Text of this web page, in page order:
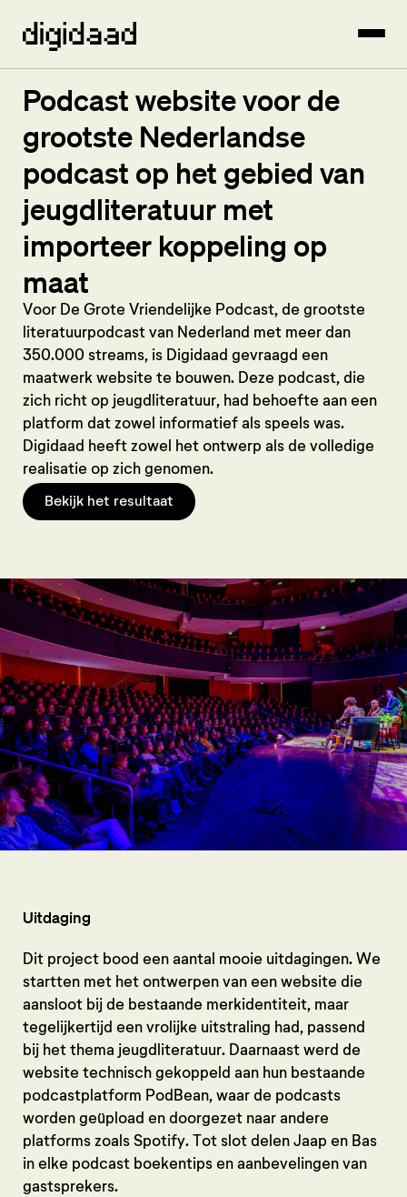
Podcast website voor de
grootste Nederlandse
podcast op het gebied van
jeugdliteratuur met
importeer koppeling op
maat
Voor De Grote Vriendelijke Podcast, de grootste
literatuurpodcast van Nederland met meer dan
350.000 streams, is Digidaad gevraagd een
maatwerk website te bouwen. Deze podcast, die
zich richt op jeugdliteratuur, had behoefte aan een
platform dat zowel informatief als speels was.
Digidaad heeft zowel het ontwerp als de volledige
realisatie op zich genomen.
Bekijk het resultaat
Uitdaging
Dit project bood een aantal mooie uitdagingen. We
startten met het ontwerpen van een website die
aansloot bij de bestaande merkidentiteit, maar
tegelijkertijd een vrolijke uitstraling had, passend
bij het thema jeugdliteratuur. Daarnaast werd de
website technisch gekoppeld aan hun bestaande
podcastplatform PodBean, waar de podcasts
worden geüpload en doorgezet naar andere
platforms zoals Spotify. Tot slot delen Jaap en Bas
in elke podcast boekentips en aanbevelingen van
gastsprekers.